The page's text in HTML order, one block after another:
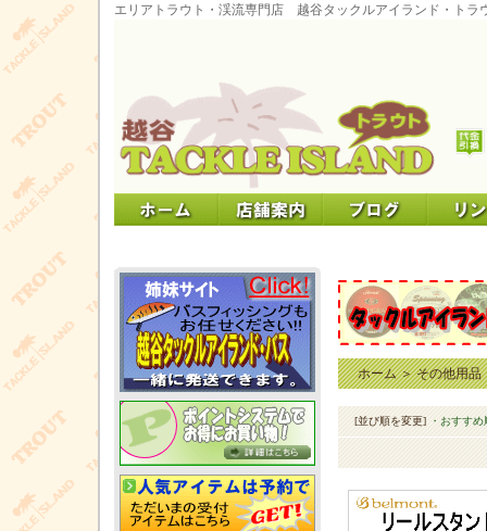
エリアトラウト・渓流専門店 越谷タックルアイランド・トラ
ホーム＞その他用品
[並び順を変更] ・おすすめ